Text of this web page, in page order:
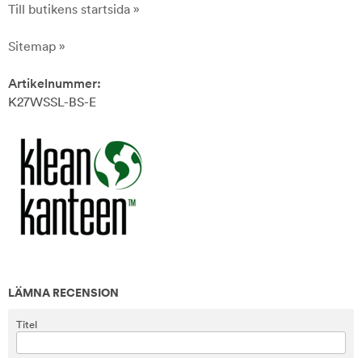
Till butikens startsida »
Sitemap »
Artikelnummer:
K27WSSL-BS-E
LÄMNA RECENSION
Titel